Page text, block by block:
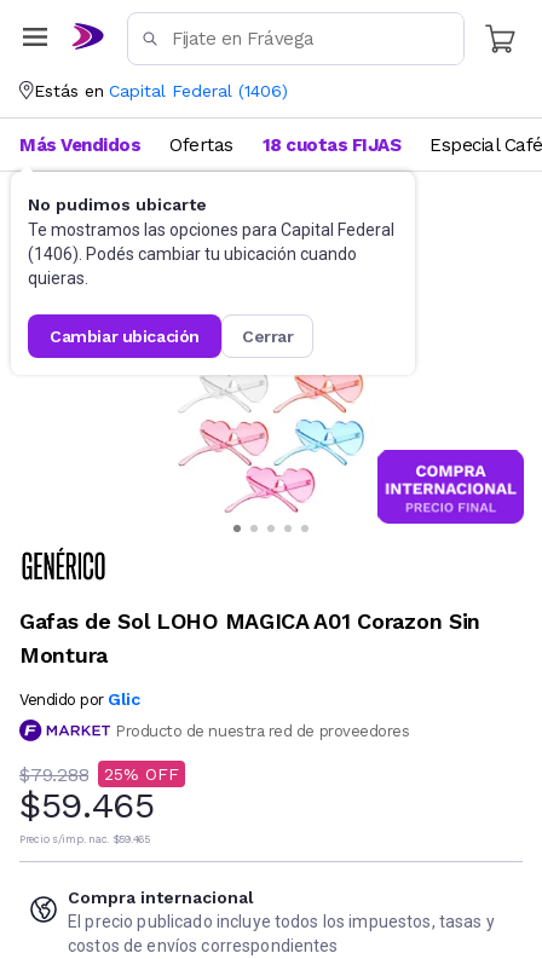
Estás en Capital Federal (1406)
No pudimos ubicarte
Te mostramos las opciones para Capital Federal
(1406). Podés cambiar tu ubicación cuando
quieras.
cambiar ubicación cerrar
Más Vendidos Ofertas 18 cuotas FIJAS Especial Café
Accesorios Anteojos de sol
Gafas de Sol LOHO MAGICA A01 Corazon Sin
Montura
Vendido por Glic
Producto de nuestra red de proveedores
$79.288 25
$59.465
Precio s/imp. nac. $59.465
Compra internacional
El precio publicado incluye todos los impuestos, tasas y
costos de envíos correspondientes